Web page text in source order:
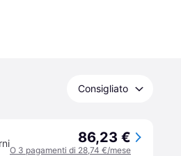
Consigliato
86,23 €
O 3 pagamenti di 28,74 €/mese